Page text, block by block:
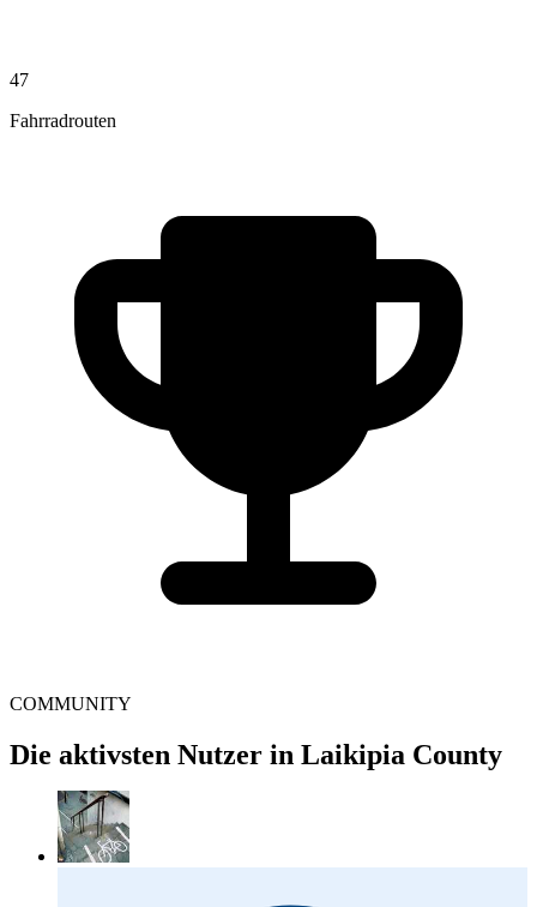
47
Fahrradrouten
COMMUNITY
Die aktivsten Nutzer in Laikipia County